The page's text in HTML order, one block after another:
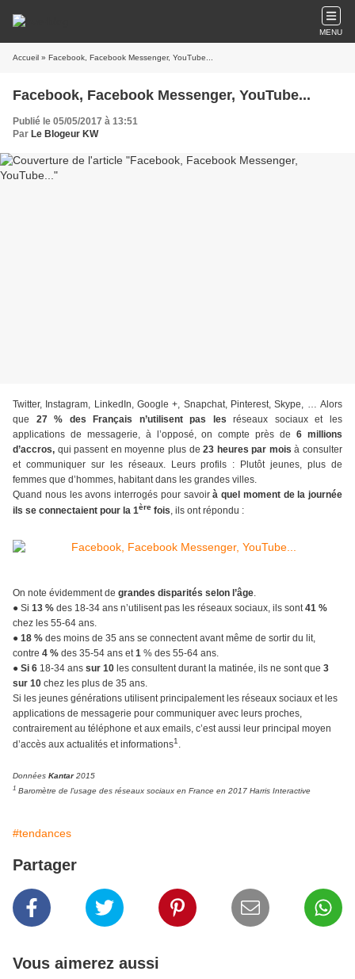
MENU
Accueil » Facebook, Facebook Messenger, YouTube...
Facebook, Facebook Messenger, YouTube...
Publié le 05/05/2017 à 13:51
Par Le Blogeur KW
Twitter, Instagram, LinkedIn, Google +, Snapchat, Pinterest, Skype, … Alors
que 27 % des Français n’utilisent pas lesréseaux sociaux et les
applications de messagerie, à l’opposé, on compte près de6 millions
d’accros, qui passent en moyenne plus de23 heures par mois à consulter
et communiquer sur les réseaux. Leurs profils : Plutôt jeunes, plus de
femmes que d’hommes, habitant dans les grandes villes.
Quand nous les avons interrogés pour savoirà quel moment de la journée
ils se connectaient pour la 1ère fois, ils ont répondu :
On note évidemment de grandes disparités selon l’âge.
​​​​​● Si 13 % des 18-34 ans n’utilisent pas les réseaux sociaux, ils sont41 %
chez les 55-64 ans.
● 18 % des moins de 35 ans se connectent avant même de sortir du lit,
contre 4 % des 35-54 ans et1 % des 55-64 ans.
​​​​​​​● Si 6 18-34 ans sur 10 les consultent durant la matinée, ils ne sont que 3
sur 10 chez les plus de 35 ans.
Si les jeunes générations utilisent principalement les réseaux sociaux et les
applications de messagerie pour communiquer avec leurs proches,
contrairement au téléphone et aux emails, c’est aussi leur principal moyen
d’accès aux actualités et informations1 .
Données Kantar2015
1 Baromètre de l’usage des réseaux sociaux en France en 2017 Harris Interactive
#tendances
Partager
Vous aimerez aussi